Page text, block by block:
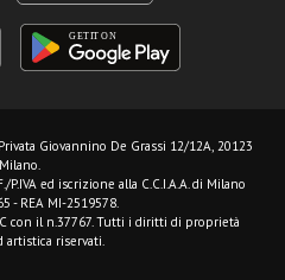
Giovannino De Grassi 12/12A, 20123
Milano.
P.IVA ed iscrizione alla C.C.I.A.A. di Milano
- REA MI-2519578.
con il n.37767. Tutti i diritti di proprietà
artistica riservati.